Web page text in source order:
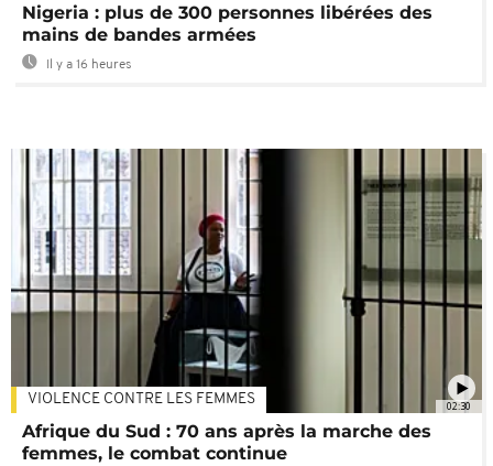
Nigeria : plus de 300 personnes libérées des
mains de bandes armées
Il y a 16 heures
02:30
VIOLENCE CONTRE LES FEMMES
Afrique du Sud : 70 ans après la marche des
femmes, le combat continue